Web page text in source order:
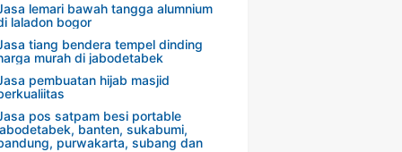
lemari bawah tangga alumnium
laladon bogor
tiang bendera tempel dinding
murah di jabodetabek
pembuatan hijab masjid
pos satpam besi portable
banten, sukabumi,
purwakarta, subang dan